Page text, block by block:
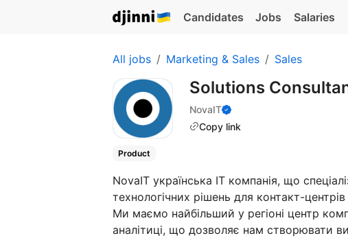
Candidates Jobs Salaries
All jobs Marketing & Sales Sales
Solutions
NovaIT
Copy link
Product
NovaIT українська ІТ компанія, що
технологічних рішень для контакт-центрів
Ми маємо найбільший у регіоні центр
аналітиці, що дозволяє нам створювати